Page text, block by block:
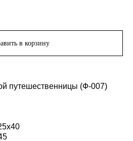
в корзину
путешественницы (Ф-007)